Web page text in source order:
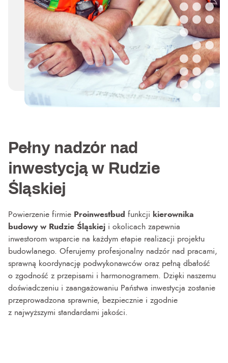
Pełny nadzór nad
inwestycją w Rudzie
Śląskiej
Powierzenie firmie Proinwestbud funkcji kierownika
budowy w Rudzie Śląskiej i okolicach zapewnia
inwestorom wsparcie na każdym etapie realizacji projektu
budowlanego. Oferujemy profesjonalny nadzór nad pracami,
sprawną koordynację podwykonawców oraz pełną dbałość
o zgodność z przepisami i harmonogramem. Dzięki naszemu
doświadczeniu i zaangażowaniu Państwa inwestycja zostanie
przeprowadzona sprawnie, bezpiecznie i zgodnie
z najwyższymi standardami jakości.